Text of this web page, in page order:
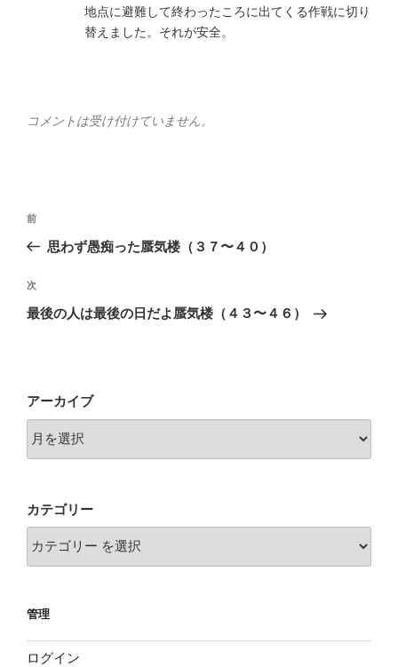
地点に避難して終わったころに出てくる作戦に切り
替えました。それが安全。
コメントは受け付けていません。
投
ナ
ビ
ゲ
ン
前
の
稿
前
思わず愚痴った蜃気楼（３７〜４０）
次
の
次
最後の人は最後の日だよ蜃気楼（４３〜４６）
アーカイブ
カテゴリー
管理
ログイン